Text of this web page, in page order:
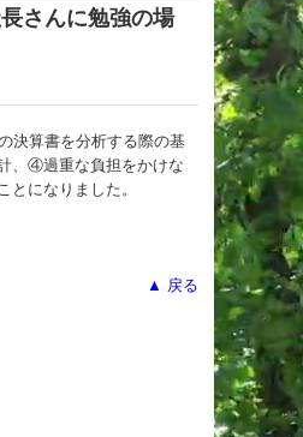
さんに勉強の場
決算書を分析する際の基
、④過重な負担をかけな
になりました。
▲ 戻る